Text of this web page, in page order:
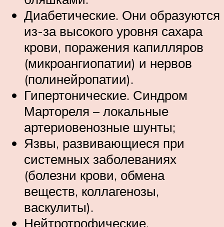
Диабетические. Они образуются
из-за высокого уровня сахара
крови, поражения капилляров
(микроангиопатии) и нервов
(полинейропатии).
Гипертонические. Синдром
Мартореля – локальные
артериовенозные шунты;
Язвы, развивающиеся при
системных заболеваниях
(болезни крови, обмена
веществ, коллагенозы,
васкулиты).
Нейтротрофические.